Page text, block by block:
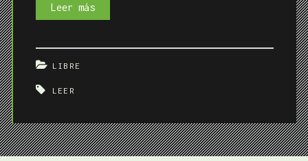
Leer másLeer
LIBRE
LEER